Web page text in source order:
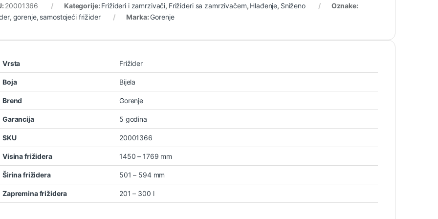
20001366 Kategorije: Frižideri i zamrzivači, Frižideri sa zamrzivačem, Hlađenje, Sniženo
Oznake:
, gorenje, samostojeći frižider Marka: Gorenje
Vrsta Frižider
Boja Bijela
Brend Gorenje
Garancija 5 godina
SKU 20001366
Visina frižidera 1450 – 1769 mm
Širina frižidera 501 – 594 mm
Zapremina frižidera 201 – 300 l